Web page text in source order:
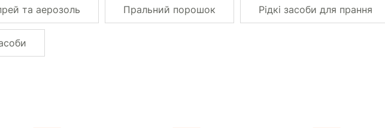
та аерозоль Пральний порошок Рідкі засоби для прання